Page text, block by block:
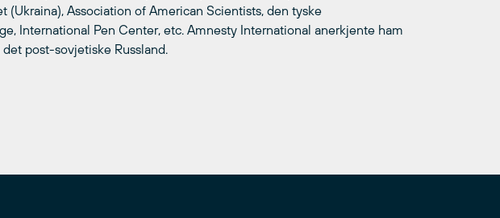
(Ukraina), Association of American Scientists, den tyske
International Pen Center, etc. Amnesty International anerkjente ham
post-sovjetiske Russland.